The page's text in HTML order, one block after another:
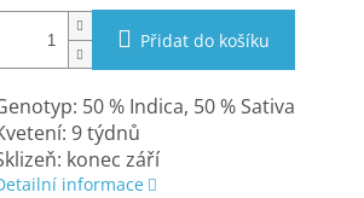
Přidat do košíku
50 % Indica, 50 % Sativa
9 týdnů
konec září
informace